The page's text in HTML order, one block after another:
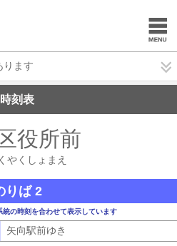
ります
時刻表
役所前
やくしょまえ
りば 2
の時刻を合わせて表示しています
矢向駅前ゆき